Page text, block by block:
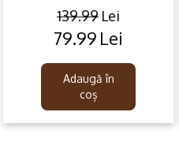
139.99 Lei
Original
was:
139.99lei.
79.99 Lei
Current
is:
79.99lei.
Adaugă în
coș